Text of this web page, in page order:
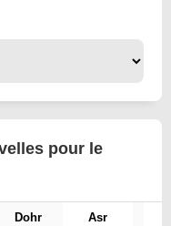
pour le
Dohr Asr